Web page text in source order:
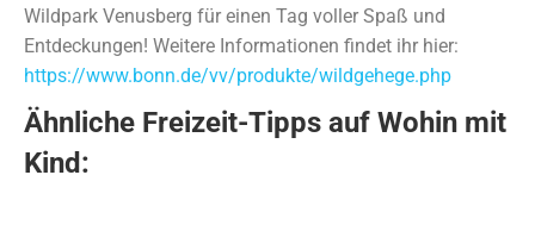
Wildpark Venusberg für einen Tag voller Spaß und
Entdeckungen! Weitere Informationen findet ihr hier:
https://www.bonn.de/vv/produkte/wildgehege.php
Ähnliche Freizeit-Tipps auf Wohin mit
Kind: